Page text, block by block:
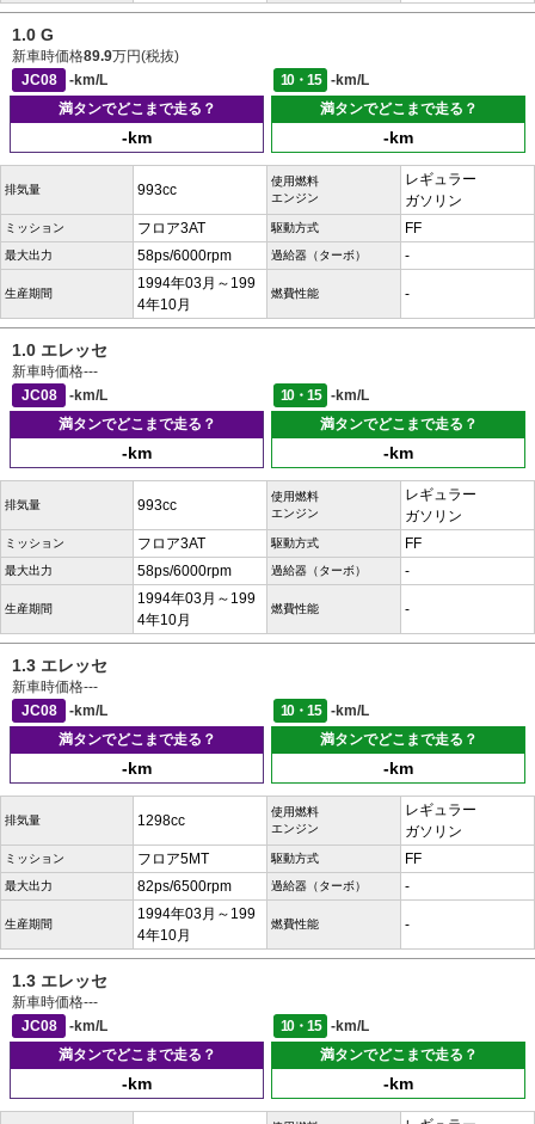
1.0 G
新車時価格89.9万円(税抜)
JC08
-km/L 10・15
-km/L
満タンでどこまで走る？
-km
満タンでどこまで走る？
-km
排気量 993cc
使用燃料
エンジン
レギュラー
ガソリン
ミッション フロア3AT 駆動方式 FF
最大出力 58ps/6000rpm 過給器（ターボ） -
生産期間
1994年03月～199
4年10月
燃費性能 -
1.0 エレッセ
新車時価格---
JC08
-km/L 10・15
-km/L
満タンでどこまで走る？
-km
満タンでどこまで走る？
-km
排気量 993cc
使用燃料
エンジン
レギュラー
ガソリン
ミッション フロア3AT 駆動方式 FF
最大出力 58ps/6000rpm 過給器（ターボ） -
生産期間
1994年03月～199
4年10月
燃費性能 -
1.3 エレッセ
新車時価格---
JC08
-km/L 10・15
-km/L
満タンでどこまで走る？
-km
満タンでどこまで走る？
-km
排気量 1298cc
使用燃料
エンジン
レギュラー
ガソリン
ミッション フロア5MT 駆動方式 FF
最大出力 82ps/6500rpm 過給器（ターボ） -
生産期間
1994年03月～199
4年10月
燃費性能 -
1.3 エレッセ
新車時価格---
JC08
-km/L 10・15
-km/L
満タンでどこまで走る？
-km
満タンでどこまで走る？
-km